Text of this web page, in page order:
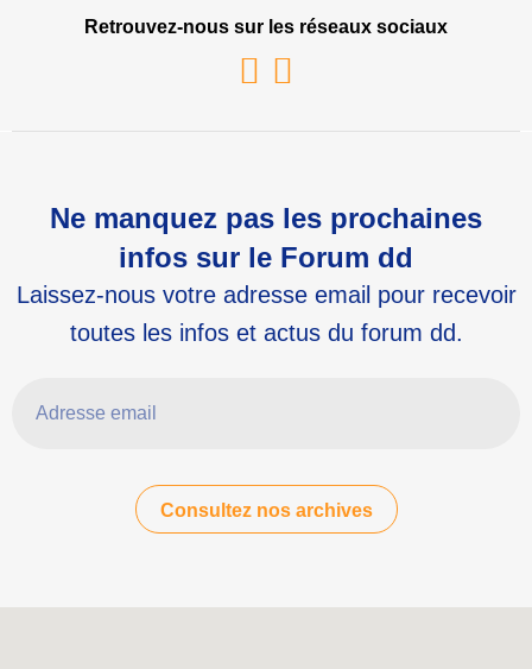
Retrouvez-nous sur les réseaux sociaux
Ne manquez pas les prochaines
infos sur le Forum dd
Laissez-nous votre adresse email pour recevoir
toutes les infos et actus du forum dd.
Consultez nos archives